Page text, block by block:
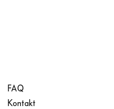
FAQ
Kontakt